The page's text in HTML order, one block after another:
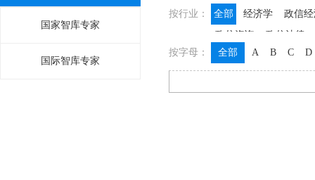
国家智库专家
国际智库专家
按行业： 全部 经济学
政信
政信咨询
政信法律
按字母：
全部 A B C D